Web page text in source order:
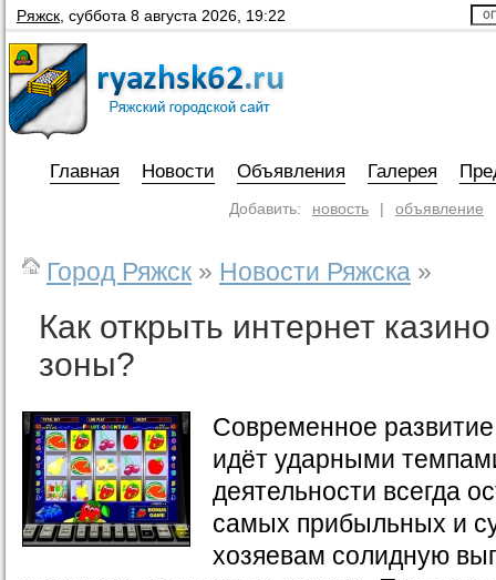
Ряжск суббота 8 августа 2026, 19:22
Главная Новости Объявления Галерея
Добавить: новость | объявление
Город Ряжск » Новости Ряжска »
Как открыть интернет
зоны?
Современное развитие
идёт ударными
деятельности всегда
самых прибыльных и
хозяевам солидную